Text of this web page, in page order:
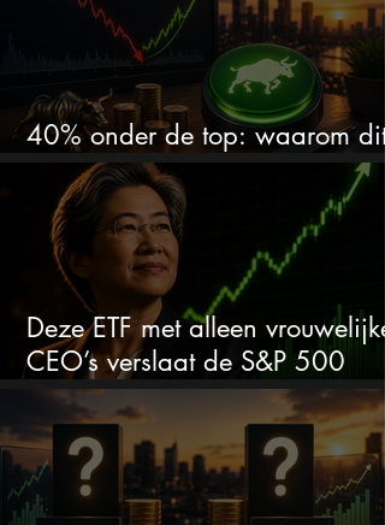
40% onder de top: waarom dit
aandeel weer interessant wordt
Deze ETF met alleen vrouwelijke
CEO’s verslaat de S&P 500
keihard